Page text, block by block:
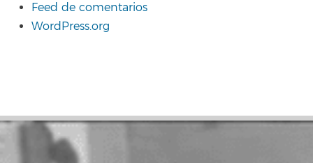
Feed de comentarios
WordPress.org